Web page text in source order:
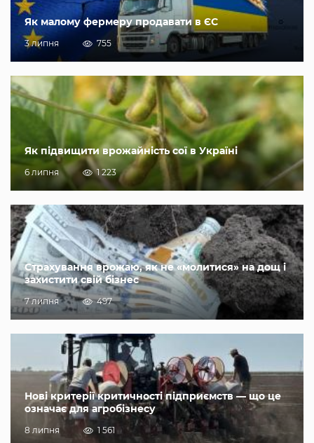
Як малому фермеру продавати в ЄС
3 липня 755
Як підвищити врожайність сої в Україні
6 липня 1 223
Страхування врожаю, як не «молитися» на дощ і
захистити свій бізнес
7 липня 497
Нові критерії критичності підприємств — що це
означає для агробізнесу
8 липня 1 561